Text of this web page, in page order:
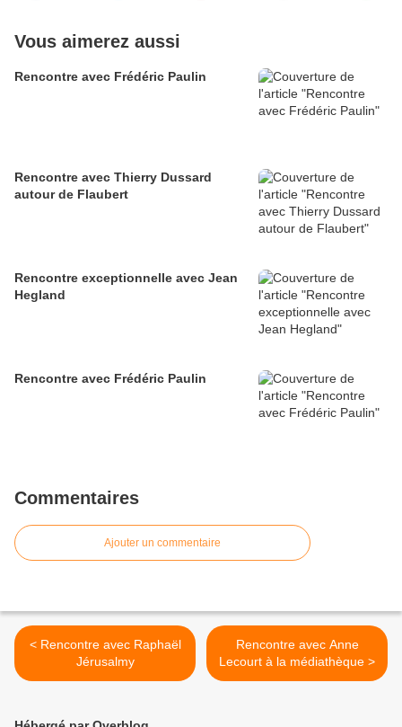
Vous aimerez aussi
Rencontre avec Frédéric Paulin
Rencontre avec Thierry Dussard
autour de Flaubert
Rencontre exceptionnelle avec Jean
Hegland
Rencontre avec Frédéric Paulin
Commentaires
Ajouter un commentaire
< Rencontre avec Raphaël
Jérusalmy
Rencontre avec Anne
Lecourt à la médiathèque >